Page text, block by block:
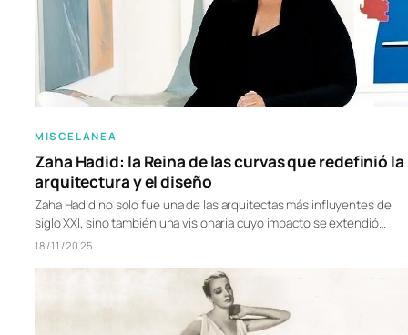
MISCELÁNEA
Zaha Hadid: la Reina de las curvas que redefinió la
arquitectura y el diseño
Zaha Hadid no solo fue una de las arquitectas más influyentes del
siglo XXI, sino también una visionaria cuyo impacto se extendió…
18/11/2025